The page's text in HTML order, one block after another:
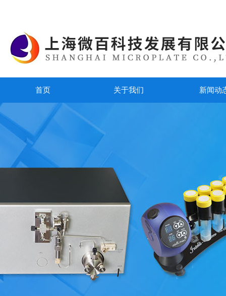
首页 关于我们 新闻动